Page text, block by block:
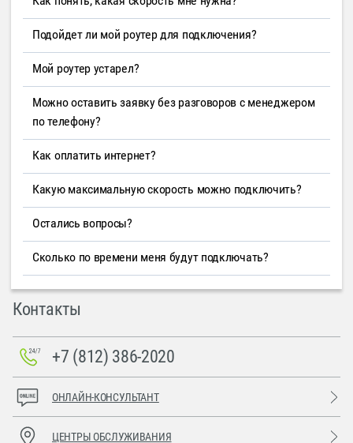
Подойдет ли мой роутер для подключения?
Мой роутер устарел?
Можно оставить заявку без разговоров с менеджером
по телефону?
Как оплатить интернет?
Какую максимальную скорость можно подключить?
Остались вопросы?
Сколько по времени меня будут подключать?
Контакты
+7 (812) 386-2020
ОНЛАЙН-КОНСУЛЬТАНТ
ЦЕНТРЫ ОБСЛУЖИВАНИЯ